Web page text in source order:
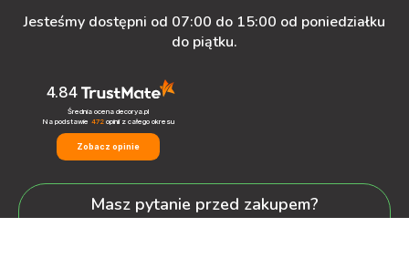
Jesteśmy dostępni od 07:00 do 15:00 od poniedziałku
do piątku.
4.84
Średnia ocena decorya.pl
Na podstawie 472opinii z całego okresu
Zobacz opinie
Masz pytanie przed zakupem?